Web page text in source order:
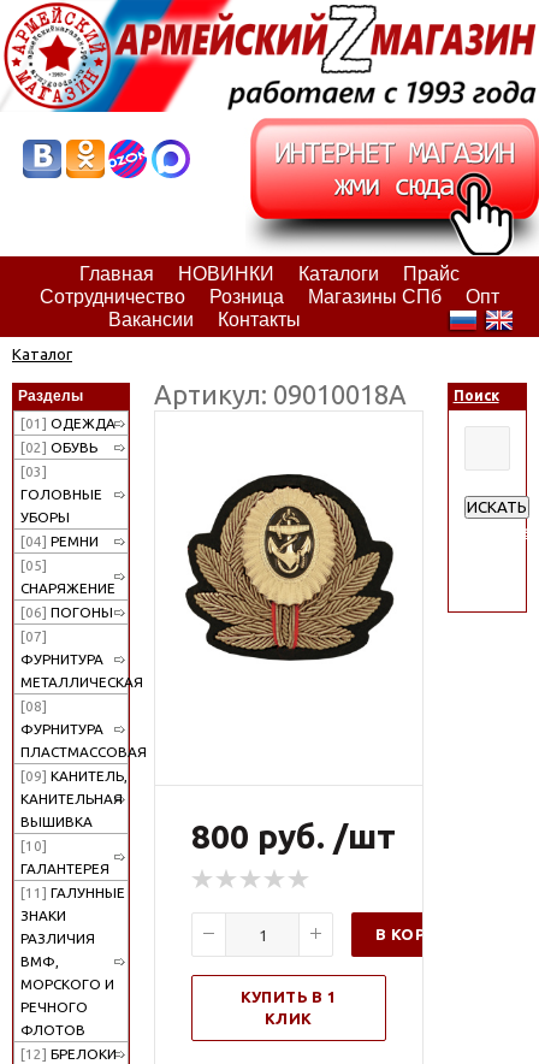
Главная НОВИНКИ Каталоги
Прайс
Сотрудничество
Розница Магазины СПб
Опт
Вакансии
Контакты
Каталог
Разделы
[01] ОДЕЖДА
[02] ОБУВЬ
[03]
ГОЛОВНЫЕ
УБОРЫ
[04] РЕМНИ
[05]
СНАРЯЖЕНИЕ
[06] ПОГОНЫ
[07]
ФУРНИТУРА
МЕТАЛЛИЧЕСКАЯ
[08]
ФУРНИТУРА
ПЛАСТМАССОВАЯ
[09] КАНИТЕЛЬ,
КАНИТЕЛЬНАЯ
ВЫШИВКА
[10]
ГАЛАНТЕРЕЯ
[11] ГАЛУННЫЕ
ЗНАКИ
РАЗЛИЧИЯ
ВМФ,
МОРСКОГО И
РЕЧНОГО
ФЛОТОВ
[12] БРЕЛОКИ
Артикул: 09010018А
800 руб. /шт
В КОРЗИНУ
КУПИТЬ В 1
КЛИК
Поиск
ИСКАТЬ